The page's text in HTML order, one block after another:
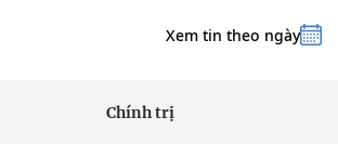
Xem tin theo ngày
Chính trị